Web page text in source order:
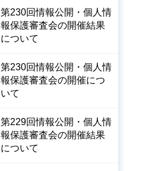
第230回情報公開・個人情
報保護審査会の開催結果
について
第230回情報公開・個人情
報保護審査会の開催につ
いて
第229回情報公開・個人情
報保護審査会の開催結果
について